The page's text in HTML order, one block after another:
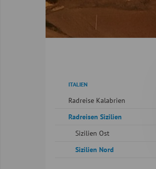
ITALIEN
Radreise Kalabrien
Radreisen Sizilien
Sizilien Ost
Sizilien Nord